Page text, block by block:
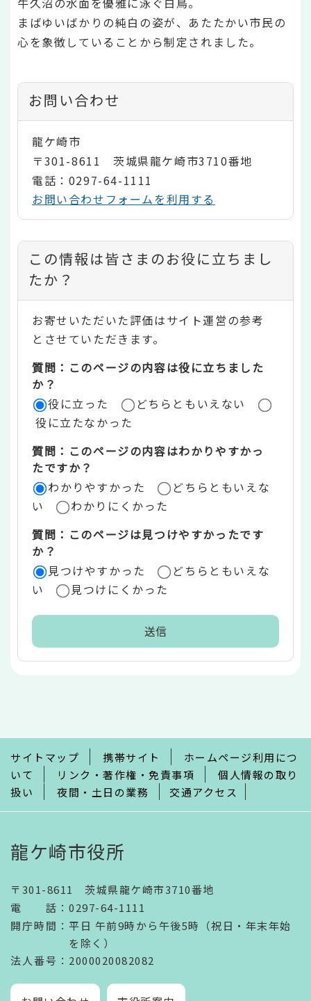
まばゆいばかりの純白の姿が、あたたかい市民の
心を象徴していることから制定されました。
お問い合わせ
龍ケ崎市
〒301-8611 茨城県龍ケ崎市3710番地
電話：0297-64-1111
お問い合わせフォームを利用する
コ
ン
テ
ン
ツ
評
価
リ
ア
この情報は皆さまのお役に立ちまし
たか？
お寄せいただいた評価はサイト運営の参考
とさせていただきます。
質問：このページの内容は役に立ちました
か？
役に立った
どちらともいえない
役に立たなかった
質問：このページの内容はわかりやすかっ
たですか？
わかりやすかった
どちらともいえな
い
わかりにくかった
質問：このページは見つけやすかったです
か？
見つけやすかった
どちらともいえな
い
見つけにくかった
で
サイトマップ 携帯サイト
ホームページ利用につ
いて
リンク・著作権・免責事項
個人情報の取り
扱い
夜間・土日の業務 交通アクセス
龍ケ崎市役所
〒301-8611 茨城県龍ケ崎市3710番地
電話 ： 0297-64-1111
開庁時間 ： 平日 午前9時から午後5時（祝日・年末年始
を除く）
法人番号 ：2000020082082